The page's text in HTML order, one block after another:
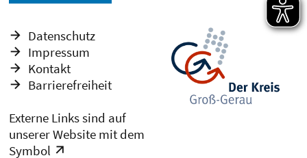
Datenschutz
Impressum
Kontakt
Barrierefreiheit
Externe Links sind auf
unserer Website mit dem
Symbol